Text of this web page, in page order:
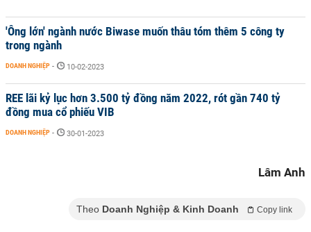
'Ông lớn' ngành nước Biwase muốn thâu tóm thêm 5 công ty
trong ngành
DOANH NGHIỆP - 10-02-2023
REE lãi kỷ lục hơn 3.500 tỷ đồng năm 2022, rót gần 740 tỷ
đồng mua cổ phiếu VIB
DOANH NGHIỆP - 30-01-2023
Lâm Anh
Theo Doanh Nghiệp & Kinh Doanh Copy link